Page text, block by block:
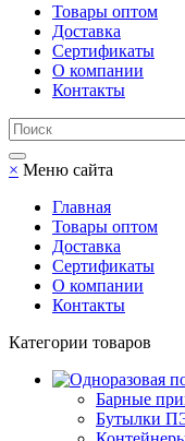
Товары оптом
Доставка
Сертификаты
О компании
Контакты
× Меню сайта
Главная
Товары оптом
Доставка
Сертификаты
О компании
Контакты
Категории товаров
Барные
Бутылки